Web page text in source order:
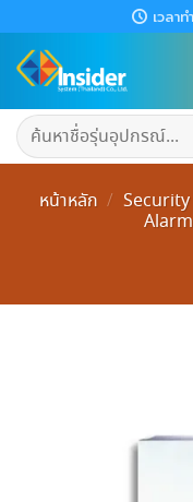
to
content
เวลาท
ค้นหา:
หน้าหลัก /
Alarm